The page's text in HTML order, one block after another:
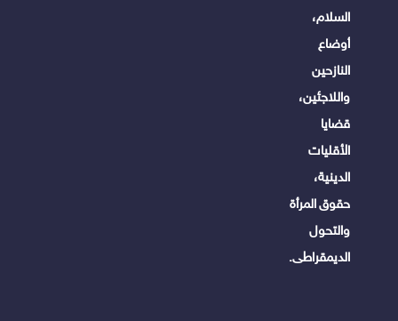
السلام،
أوضاع
النازحين
واللاجئين،
قضايا
الأقليات
الدينية،
حقوق المرأة
والتحول
الديمقراطى.